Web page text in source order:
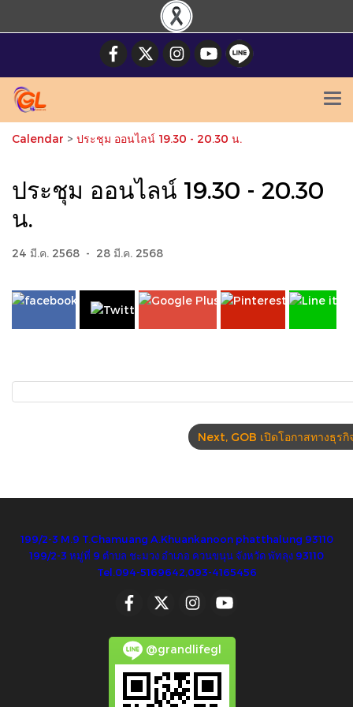
Calendar > ประชุม ออนไลน์ 19.30 - 20.30 น.
ประชุม ออนไลน์ 19.30 - 20.30
น.
24 มี.ค. 2568 - 28 มี.ค. 2568
Next, GOB เปิดโอกาสทางธุร
199/2-3 M.9 T.Chamuang A.Khuankanoon phatthalung 93110
199/2-3 หมู่ที่ 9 ตำบล ชะมวง อำเภอ ควนขนุน จังหวัด พัทลุง 93110
Tel.094-5169642,093-4165456
@grandlifegl